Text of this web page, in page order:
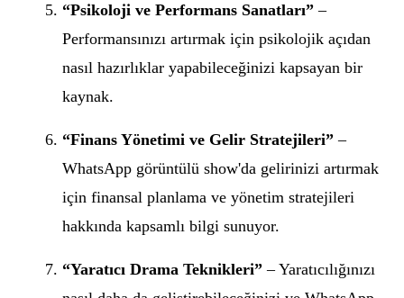
“Psikoloji ve Performans Sanatları” –
Performansınızı artırmak için psikolojik açıdan
nasıl hazırlıklar yapabileceğinizi kapsayan bir
kaynak.
“Finans Yönetimi ve Gelir Stratejileri” –
WhatsApp görüntülü show'da gelirinizi artırmak
için finansal planlama ve yönetim stratejileri
hakkında kapsamlı bilgi sunuyor.
“Yaratıcı Drama Teknikleri” – Yaratıcılığınızı